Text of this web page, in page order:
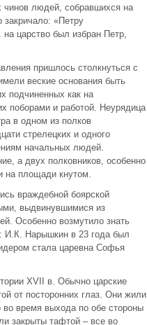
чинов людей, собравшихся на
«Петру
царство был избран Петр,
пришлось столкнуться с
веские основания быть
подчиненных как на
поборами и работой. Неурядица
в одном из полков
стрелецких и одного
начальных людей.
а двух полковников, особенно
на площади кнутом.
враждебной боярской
выдвинувшимися из
Особенно возмутило знать
И.К. Нарышкин в 23 года был
стала царевна Софья
XVII в. Обычно царские
от посторонних глаз. Они жили
время выхода по обе стороны
закрыты тафтой – все во